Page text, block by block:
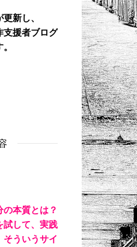
新し、
支援者ブログ
本質とは？
試して、実践
そういうサイ